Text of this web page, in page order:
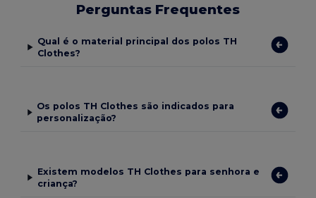
Perguntas Frequentes
Qual é o material principal dos polos TH
Clothes?
Os polos TH Clothes são indicados para
personalização?
Existem modelos TH Clothes para senhora e
criança?